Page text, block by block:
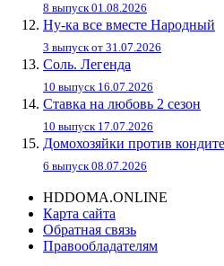
8 выпуск 01.08.2026
Ну-ка все вместе Народный
3 выпуск от 31.07.2026
Соль. Легенда
10 выпуск 16.07.2026
Ставка на любовь 2 сезон
10 выпуск 17.07.2026
Домохозяйки против
6 выпуск 08.07.2026
HDDOMA.ONLINE
Карта сайта
Обратная связь
Правообладателям